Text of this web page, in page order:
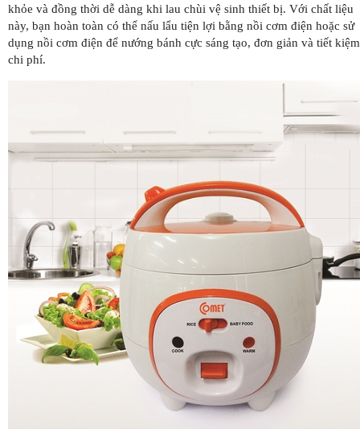
khỏe và đồng thời dễ dàng khi lau chùi vệ sinh thiết bị. Với chất liệu
này, bạn hoàn toàn có thể nấu lẩu tiện lợi bằng nồi cơm điện hoặc sử
dụng nồi cơm điện để nướng bánh cực sáng tạo, đơn giản và tiết kiệm
chi phí.